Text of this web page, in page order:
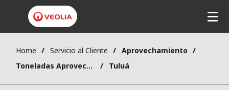
Home Servicio al Cliente
Aprovechamiento
Toneladas Aprovechables
Tuluá